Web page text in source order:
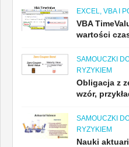
EXCEL, VBA I
VBA
wartości
SAMOUCZKI
RYZYKIEM
Obligacja z
wzór,
SAMOUCZKI
RYZYKIEM
Nauki